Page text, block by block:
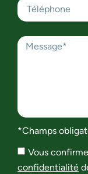
*Champs
Vous
confidentialité